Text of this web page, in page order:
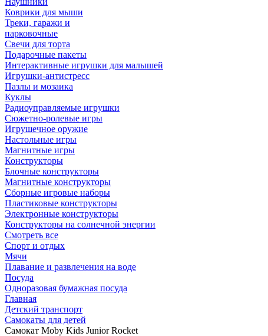
Коврики для мыши
Треки, гаражи и
парковочные
Свечи для торта
Подарочные пакеты
Интерактивные игрушки для малышей
Игрушки-антистресс
Пазлы и мозаика
Куклы
Радиоуправляемые игрушки
Сюжетно-ролевые игры
Игрушечное оружие
Настольные игры
Магнитные игры
Конструкторы
Блочные конструкторы
Магнитные конструкторы
Сборные игровые наборы
Пластиковые конструкторы
Электронные конструкторы
Конструкторы на солнечной энергии
Смотреть все
Спорт и отдых
Мячи
Плавание и развлечения на воде
Посуда
Одноразовая бумажная посуда
Главная
Детский транспорт
Самокаты для детей
Самокат Moby Kids Junior Rocket